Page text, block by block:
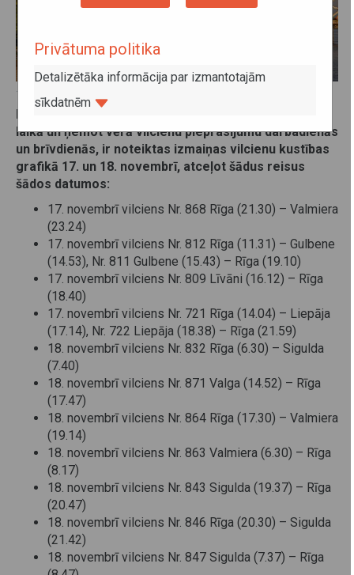
14. novembris 2024
Lai nodrošinātu iedzīvotāju mobilitāti gaidāmo svētku
laikā un ņemot vērā vilcienu pieprasījumu darbadienās
un brīvdienās, ir noteiktas izmaiņas vilcienu kustības
grafikā 17. un 18. novembrī, atceļot šādus reisus
šādos datumos:
17. novembrī vilciens Nr. 868 Rīga (21.30) – Valmiera
(23.24)
17. novembrī vilciens Nr. 812 Rīga (11.31) – Gulbene
(14.53), Nr. 811 Gulbene (15.43) – Rīga (19.10)
17. novembrī vilciens Nr. 809 Līvāni (16.12) – Rīga
(18.40)
17. novembrī vilciens Nr. 721 Rīga (14.04) – Liepāja
(17.14), Nr. 722 Liepāja (18.38) – Rīga (21.59)
18. novembrī vilciens Nr. 832 Rīga (6.30) – Sigulda
(7.40)
18. novembrī vilciens Nr. 871 Valga (14.52) – Rīga
(17.47)
18. novembrī vilciens Nr. 864 Rīga (17.30) – Valmiera
(19.14)
18. novembrī vilciens Nr. 863 Valmiera (6.30) – Rīga
(8.17)
18. novembrī vilciens Nr. 843 Sigulda (19.37) – Rīga
(20.47)
18. novembrī vilciens Nr. 846 Rīga (20.30) – Sigulda
(21.42)
18. novembrī vilciens Nr. 847 Sigulda (7.37) – Rīga
Privātuma politika
Detalizētāka informācija par izmantotajām
sīkdatnēm